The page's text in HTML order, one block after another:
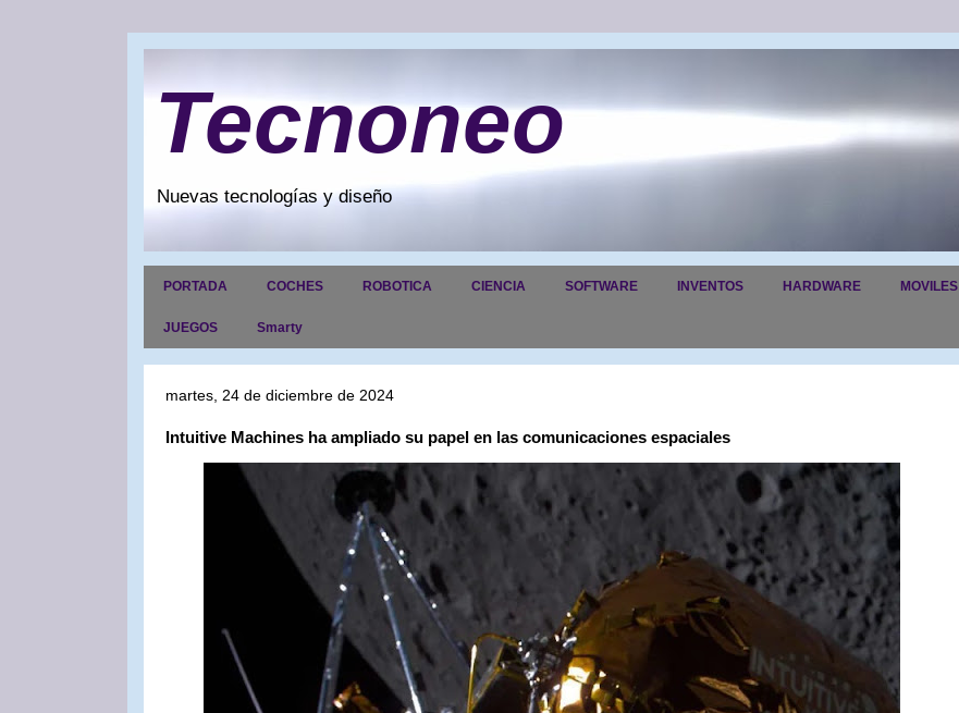
Tecnoneo
Nuevas tecnologías y diseño
PORTADA COCHES ROBOTICA CIENCIA SOFTWARE INVENTOS HARDWARE MOVILES
JUEGOS Smarty
martes, 24 de diciembre de 2024
Intuitive Machines ha ampliado su papel en las comunicaciones espaciales